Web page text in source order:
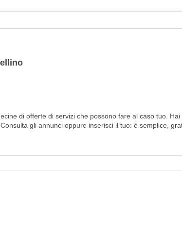
di offerte di servizi che possono fare al caso tuo.
gli annunci oppure inserisci il tuo: è semplice,